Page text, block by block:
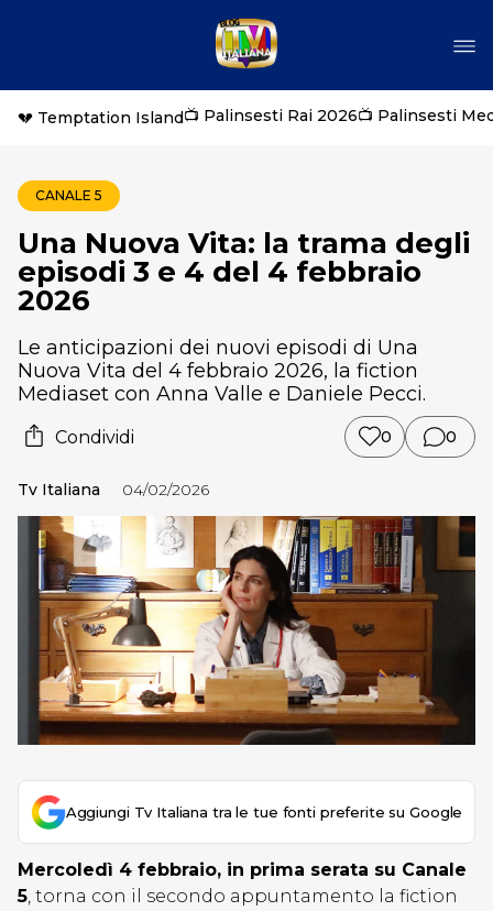
💔 Temptation Island📺 Palinsesti Rai 2026📺 Palinsesti
CANALE 5
Una Nuova Vita: la trama degli
episodi 3 e 4 del 4 febbraio
2026
Le anticipazioni dei nuovi episodi di Una
Nuova Vita del 4 febbraio 2026, la fiction
Mediaset con Anna Valle e Daniele Pecci.
Condividi 0 0
Tv Italiana 04/02/2026
Aggiungi Tv Italiana tra le tue fonti preferite su Google
Mercoledì 4 febbraio, in prima serata su Canale
5, torna con il secondo appuntamento la fiction